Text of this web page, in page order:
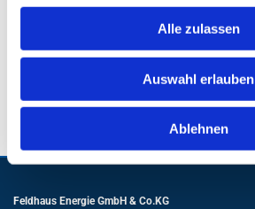
Alle zulassen
Auswahl erlauben
Ablehnen
Feldhaus Energie GmbH & Co.KG